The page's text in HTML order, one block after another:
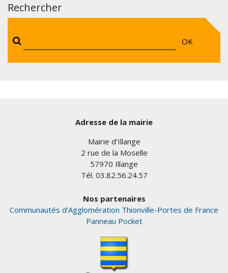
Rechercher
OK
Adresse de la mairie
Mairie d’Illange
2 rue de la Moselle
57970 Illange
Tél. 03.82.56.24.57
Nos partenaires
Communautés d’Agglomération Thionville-Portes de France
Panneau Pocket